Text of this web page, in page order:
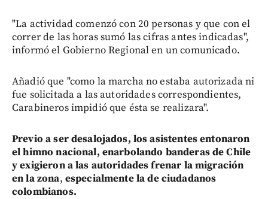
"La actividad comenzó con 20 personas y que con el
correr de las horas sumó las cifras antes indicadas",
informó el Gobierno Regional en un comunicado.
Añadió que "como la marcha no estaba autorizada ni
fue solicitada a las autoridades correspondientes,
Carabineros impidió que ésta se realizara".
Previo a ser desalojados, los asistentes entonaron
el himno nacional, enarbolando banderas de Chile
y exigieron a las autoridades frenar la migración
en la zona, especialmente la de ciudadanos
colombianos.